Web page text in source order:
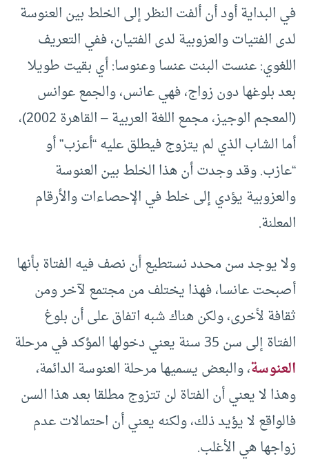
في البداية أود أن ألفت النظر إلى الخلط بين العنوسة
لدى الفتيات والعزوبية لدى الفتيان، ففي التعريف
اللغوي: عنست البنت عنسا وعنوسا: أي بقيت طويلا
بعد بلوغها دون زواج، فهي عانس، والجمع عوانس
(المعجم الوجيز، مجمع اللغة العربية – القاهرة 2002)،
أما الشاب الذي لم يتزوج فيطلق عليه “أعزب” أو
“عازب. وقد وجدت أن هذا الخلط بين العنوسة
والعزوبية يؤدي إلى خلط في الإحصاءات والأرقام
المعلنة.
ولا يوجد سن محدد نستطيع أن نصف فيه الفتاة بأنها
أصبحت عانسا، فهذا يختلف من مجتمع لآخر ومن
ثقافة لأخرى، ولكن هناك شبه اتفاق على أن بلوغ
الفتاة إلى سن 35 سنة يعني دخولها المؤكد في مرحلة
العنوسة، والبعض يسميها مرحلة العنوسة الدائمة،
وهذا لا يعني أن الفتاة لن تتزوج مطلقا بعد هذا السن
فالواقع لا يؤيد ذلك، ولكنه يعني أن احتمالات عدم
زواجها هي الأغلب.